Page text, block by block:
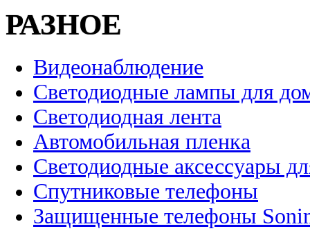
РАЗНОЕ
Видеонаблюдение
Светодиодные лампы для
Светодиодная лента
Автомобильная пленка
Светодиодные аксессуары
Спутниковые телефоны
Защищенные телефоны